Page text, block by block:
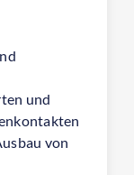
und
von